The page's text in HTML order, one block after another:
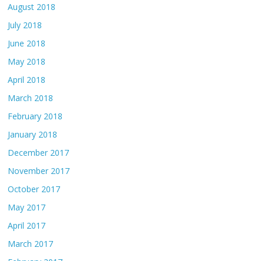
August 2018
July 2018
June 2018
May 2018
April 2018
March 2018
February 2018
January 2018
December 2017
November 2017
October 2017
May 2017
April 2017
March 2017